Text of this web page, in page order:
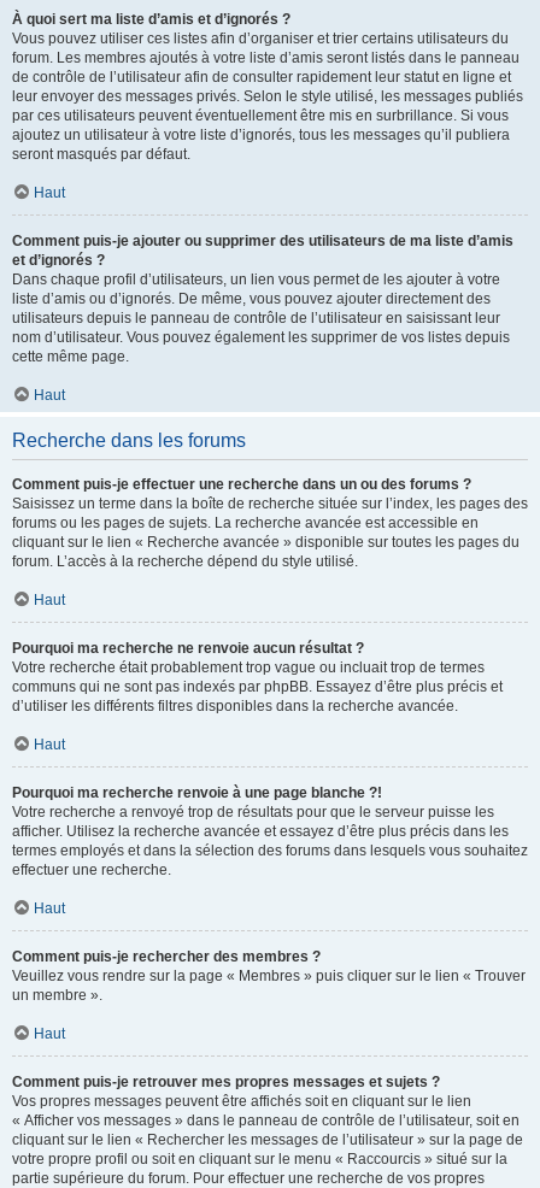
À quoi sert ma liste d’amis et d’ignorés ?
Vous pouvez utiliser ces listes afin d’organiser et trier certains utilisateurs du
forum. Les membres ajoutés à votre liste d’amis seront listés dans le panneau
de contrôle de l’utilisateur afin de consulter rapidement leur statut en ligne et
leur envoyer des messages privés. Selon le style utilisé, les messages publiés
par ces utilisateurs peuvent éventuellement être mis en surbrillance. Si vous
ajoutez un utilisateur à votre liste d’ignorés, tous les messages qu’il publiera
seront masqués par défaut.
Haut
Comment puis-je ajouter ou supprimer des utilisateurs de ma liste d’amis
et d’ignorés ?
Dans chaque profil d’utilisateurs, un lien vous permet de les ajouter à votre
liste d’amis ou d’ignorés. De même, vous pouvez ajouter directement des
utilisateurs depuis le panneau de contrôle de l’utilisateur en saisissant leur
nom d’utilisateur. Vous pouvez également les supprimer de vos listes depuis
cette même page.
Haut
Recherche dans les forums
Comment puis-je effectuer une recherche dans un ou des forums ?
Saisissez un terme dans la boîte de recherche située sur l’index, les pages des
forums ou les pages de sujets. La recherche avancée est accessible en
cliquant sur le lien « Recherche avancée » disponible sur toutes les pages du
forum. L’accès à la recherche dépend du style utilisé.
Haut
Pourquoi ma recherche ne renvoie aucun résultat ?
Votre recherche était probablement trop vague ou incluait trop de termes
communs qui ne sont pas indexés par phpBB. Essayez d’être plus précis et
d’utiliser les différents filtres disponibles dans la recherche avancée.
Haut
Pourquoi ma recherche renvoie à une page blanche ?!
Votre recherche a renvoyé trop de résultats pour que le serveur puisse les
afficher. Utilisez la recherche avancée et essayez d’être plus précis dans les
termes employés et dans la sélection des forums dans lesquels vous souhaitez
effectuer une recherche.
Haut
Comment puis-je rechercher des membres ?
Veuillez vous rendre sur la page « Membres » puis cliquer sur le lien « Trouver
un membre ».
Haut
Comment puis-je retrouver mes propres messages et sujets ?
Vos propres messages peuvent être affichés soit en cliquant sur le lien
« Afficher vos messages » dans le panneau de contrôle de l’utilisateur, soit en
cliquant sur le lien « Rechercher les messages de l’utilisateur » sur la page de
votre propre profil ou soit en cliquant sur le menu « Raccourcis » situé sur la
partie supérieure du forum. Pour effectuer une recherche de vos propres